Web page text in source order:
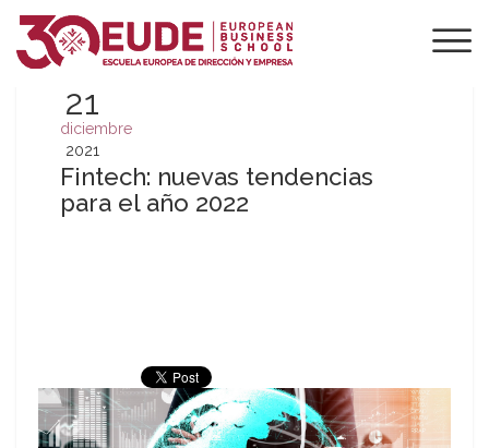
21
diciembre
2021
Fintech: nuevas tendencias
para el año 2022